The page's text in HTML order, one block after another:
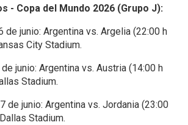
- Copa del Mundo 2026 (Grupo J):
de junio: Argentina vs. Argelia (22:00 h
City Stadium.
junio: Argentina vs. Austria (14:00 h
Stadium.
de junio: Argentina vs. Jordania (23:00
Stadium.